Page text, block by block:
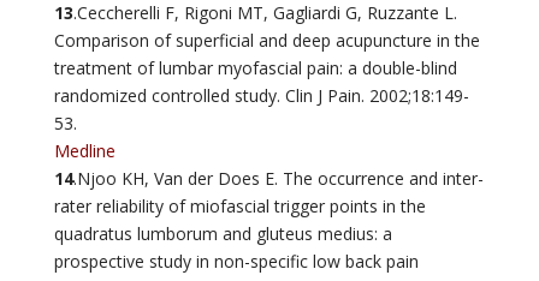
13.Ceccherelli F, Rigoni MT, Gagliardi G, Ruzzante L.
Comparison of superficial and deep acupuncture in the
treatment of lumbar myofascial pain: a double-blind
randomized controlled study. Clin J Pain. 2002;18:149-
53.
Medline
14.Njoo KH, Van der Does E. The occurrence and inter-
rater reliability of miofascial trigger points in the
quadratus lumborum and gluteus medius: a
prospective study in non-specific low back pain